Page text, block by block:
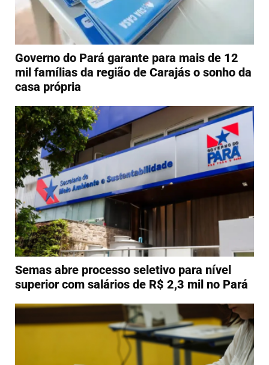
Governo do Pará garante para mais de 12
mil famílias da região de Carajás o sonho da
casa própria
Semas abre processo seletivo para nível
superior com salários de R$ 2,3 mil no Pará